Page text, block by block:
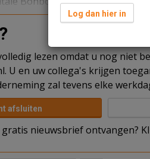
lezen omdat u nog niet
U en uw collega's krijgen
zal tevens elke
afsluiten
nieuwsbrief ontvangen?
Log dan hier in